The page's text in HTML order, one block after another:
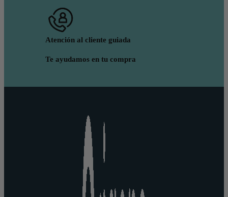
Atención al cliente guiada
Te ayudamos en tu compra